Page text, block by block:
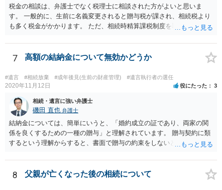
税金の相談は、弁護士でなく税理士に相談された方がよいと思いま
す。 一般的に、生前に名義変更されると贈与税が課され、相続税より
も多く税金がかかります。 ただ、相続時精算課税制度を取れば、実質
ういう場合にどれくらい税金がかかるか計算してもらって どういう方
針を取るか決められたらよいと思います。
7 高額の結納金について無効かどうか
#遺言 #相続放棄 #成年後見(生前の財産管理) #遺言執行者の選任
2020年11月12日 役にたった 3
相続・遺言に強い弁護士
磯田 直也 弁護士
結納金については、簡単にいうと、「婚約成立の証であり、両家の関
係を良くするための一種の贈与」と理解されています。 贈与契約に類
するという理解からすると、書面で贈与の約束をしないと相手方は支
ことは困難です。 くれぐれも今後お気をつけください。 弁護士に対応
を依頼されるのも悪くはありませんが、感情的な理由が強いと思いま
8 父親が亡くなった後の相続について